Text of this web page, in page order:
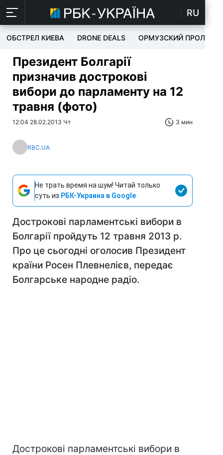
RU
ОБСТРЕЛ КИЕВА DRONE DEALS ОРМУЗСКИЙ ПРОЛИВ
Президент Болгарії
призначив дострокові
вибори до парламенту на 12
травня (фото)
12:04 28.02.2013 Чт 3 мин
RBC.UA
Не трать время на шум! Читай только
суть из РБК-Украина в Google
Дострокові парламентські вибори в
Болгарії пройдуть 12 травня 2013 р.
Про це сьогодні оголосив Президент
країни Росен Плевнелієв, передає
Болгарське народне радіо.
Дострокові парламентські вибори в